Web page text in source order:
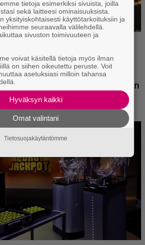
tietoja esimerkiksi sivuista, joilla
sekä laitteesi ominaisuuksista.
yksityiskohtaisesti käyttötarkoituksiin ja
seuraavalla välilehdellä.
sivuston toimivuuteen ja
voivat käsitellä tietoja myös ilman
on siihen oikeutettu peruste. Voit
asetuksiasi milloin tahansa
Hyväksyn kaikki
Omat valintani
Tietosuojakäytäntömme